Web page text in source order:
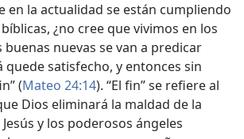
en la actualidad se están cumpliendo
¿no cree que vivimos en los
buenas nuevas se van a predicar
quede satisfecho, y entonces sin
(Mateo 24:14). “El fin” se refiere al
Dios eliminará la maldad de la
y los poderosos ángeles